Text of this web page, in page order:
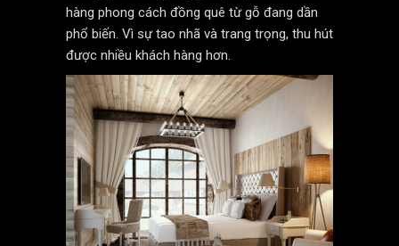
hàng phong cách đồng quê từ gỗ đang dần
phổ biến. Vì sự tao nhã và trang trọng, thu hút
được nhiều khách hàng hơn.